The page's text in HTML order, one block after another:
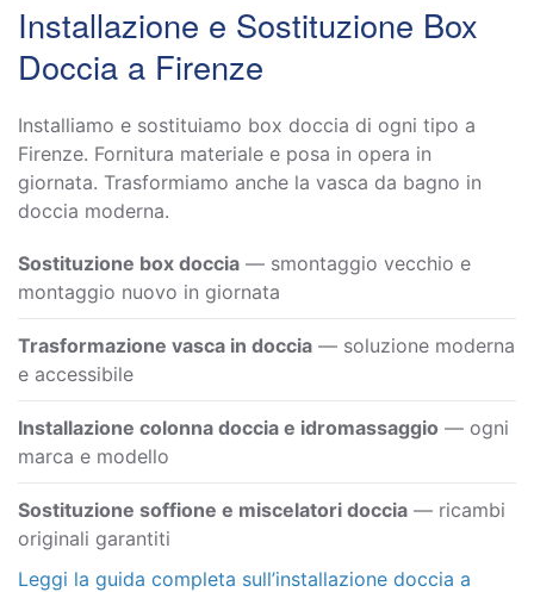
Installazione e Sostituzione Box
Doccia a Firenze
Installiamo e sostituiamo box doccia di ogni tipo a
Firenze. Fornitura materiale e posa in opera in
giornata. Trasformiamo anche la vasca da bagno in
doccia moderna.
Sostituzione box doccia — smontaggio vecchio e
montaggio nuovo in giornata
Trasformazione vasca in doccia — soluzione moderna
e accessibile
Installazione colonna doccia e idromassaggio — ogni
marca e modello
Sostituzione soffione e miscelatori doccia — ricambi
originali garantiti
Leggi la guida completa sull’installazione doccia a